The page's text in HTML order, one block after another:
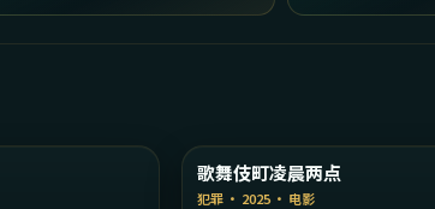
精选
歌舞伎町凌晨两点
犯罪 · 2025 · 电影